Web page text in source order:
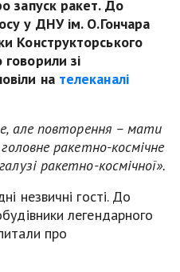
запуск ракет. До
у ДНУ ім. О.Гончара
Конструкторського
зі
на телеканалі
але повторення – мати
ракетно-космічне
ракетно-космічної».
незвичні гості. До
легендарного
про